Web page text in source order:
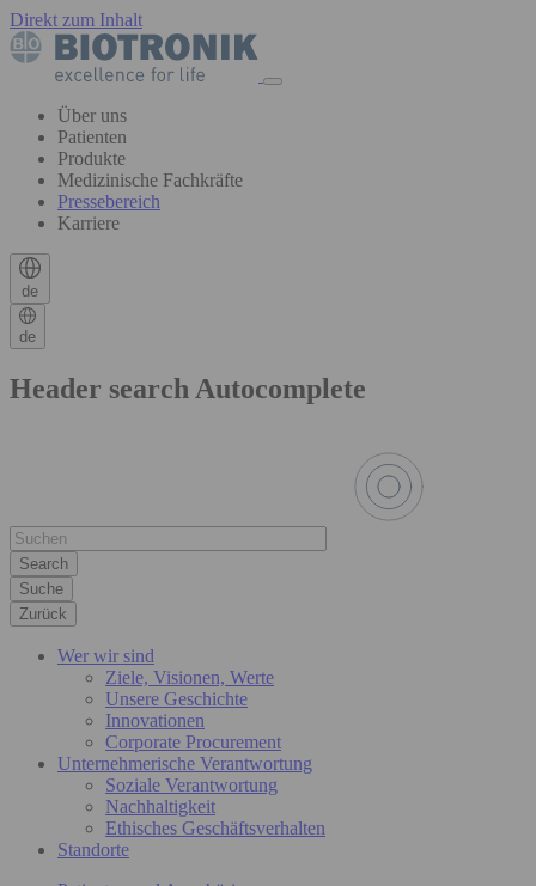
Direkt zum Inhalt
Über uns
Patienten
Produkte
Medizinische Fachkräfte
Pressebereich
Karriere
de
de
Header search Autocomplete
Suche
Zurück
Wer wir sind
Ziele, Visionen, Werte
Unsere Geschichte
Innovationen
Corporate Procurement
Unternehmerische Verantwortung
Soziale Verantwortung
Nachhaltigkeit
Ethisches Geschäftsverhalten
Standorte